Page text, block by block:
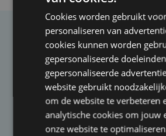
Taalfout
Heb je een taal- of schrijffout
artikel?
Laat het ons
Cookies worden gebruikt
personaliseren van
cookies kunnen worden
gepersonaliseerde
gepersonaliseerde
website gebruikt
om de website te verbeteren
analytische cookies om jouw
onze website te